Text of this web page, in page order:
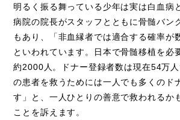
明るく振る舞っている少年は実は白血病
病院の院長がスタッフとともに骨髄バン
もあり、「非血縁者では適合する確率が
といわれています。日本で骨髄移植を必
約2000人。ドナー登録者数は現在54万人
の患者を救うためには一人でも多くのド
す」と、一人ひとりの善意で救われるか
ことを訴えます。